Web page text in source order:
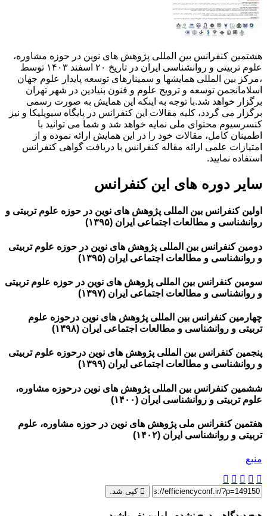
هشتمین کنفرانس بین المللی پژوهش های نوین در حوزه مشاوره،
علوم تربیتی و روانشناسی ایران در تاریخ ۲۰ اسفند ۱۴۰۳ توسط
،مرکز بین المللی همایشها و سمینارهای توسعه پایدار علوم جهان
اسلامانجمن توسعه و ترویج علوم و فنون بنیادین در شهر تهران
برگزار خواهد شد.با توجه به اینکه این همایش به صورت رسمی
برگزار می گردد، کلیه مقالات این کنفرانس در پایگاه سیویلیکا و نیز
کنسرسیوم محتوای ملی نمایه خواهد شد و شما می توانید با
اطمینان کامل، مقالات خود را در این همایش ارائه نموده و از
امتیازات علمی ارائه مقاله کنفرانس با دریافت گواهی کنفرانس
استفاده نمایید.
سایر دوره های این کنفرانس
اولین کنفرانس بین المللی پژوهش های نوین در حوزه علوم تربیتی و
روانشناسی و مطالعات اجتماعی ایران (۱۳۹۵)
دومین کنفرانس بین المللی پژوهش های نوین در حوزه علوم تربیتی
و روانشناسی و مطالعات اجتماعی ایران (۱۳۹۵)
سومین کنفرانس بین المللی پژوهش های نوین در حوزه علوم تربیتی
و روانشناسی و مطالعات اجتماعی ایران (۱۳۹۷)
چهارمین کنفرانس بین المللی پژوهش های نوین درحوزه علوم
تربیتی و روانشناسی و مطالعات اجتماعی ایران (۱۳۹۸)
پنجمین کنفرانس بین المللی پژوهش های نوین درحوزه علوم تربیتی
و روانشناسی و مطالعات اجتماعی ایران (۱۳۹۹)
ششمین کنفرانس بین المللی پژوهش های نوین درحوزه مشاوره،
علوم تربیتی و روانشناسی ایران (۱۴۰۰)
هفتمین کنفرانس ملی پژوهش های نوین در حوزه مشاوره، علوم
تربیتی و روانشناسی ایران (۱۴۰۲)
منبع
کپی شد.